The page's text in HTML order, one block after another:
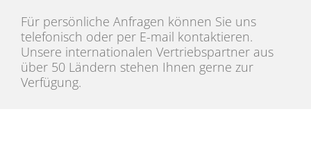
Für persönliche Anfragen können Sie uns
telefonisch oder per E-mail kontaktieren.
Unsere internationalen Vertriebspartner aus
über 50 Ländern stehen Ihnen gerne zur
Verfügung.